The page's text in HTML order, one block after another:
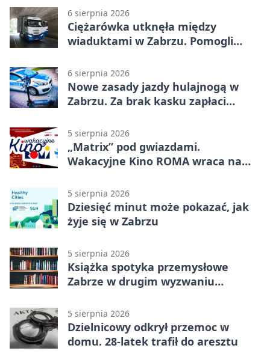
6 sierpnia 2026
Ciężarówka utknęła między
wiaduktami w Zabrzu. Pomogli
6 sierpnia 2026
Nowe zasady jazdy hulajnogą w
Zabrzu. Za brak kasku zapłaci
5 sierpnia 2026
„Matrix” pod gwiazdami.
Wakacyjne Kino ROMA wraca na
5 sierpnia 2026
Dziesięć minut może pokazać, jak
żyje się w Zabrzu
5 sierpnia 2026
Książka spotyka przemysłowe
Zabrze w drugim wyzwaniu
5 sierpnia 2026
Dzielnicowy odkrył przemoc w
domu. 28-latek trafił do aresztu